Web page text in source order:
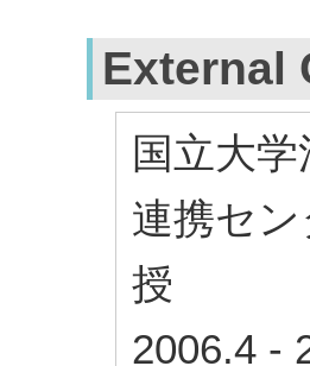
External
国立大
連携セ
授
2006.4 -